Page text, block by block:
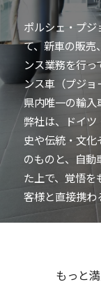
ポルシェ・プ
て、新車の販売
ンス業務を行
ンス車（プジョ
県内唯一の輸入
弊社は、ドイツ
史や伝統・文
のものと、自
た上で、覚悟
客様と直接携わ
もっと
お